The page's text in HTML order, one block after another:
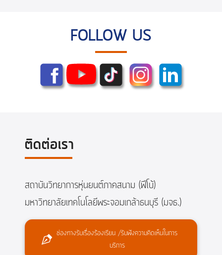
FOLLOW US
ติดต่อเรา
สถาบันวิทยาการหุ่นยนต์ภาคสนาม (ฟีโบ้)
มหาวิทยาลัยเทคโนโลยีพระจอมเกล้าธนบุรี (มจธ.)
ช่องทางรับเรื่องร้องเรียน /รับฟังความคิดเห็นในการ
บริการ